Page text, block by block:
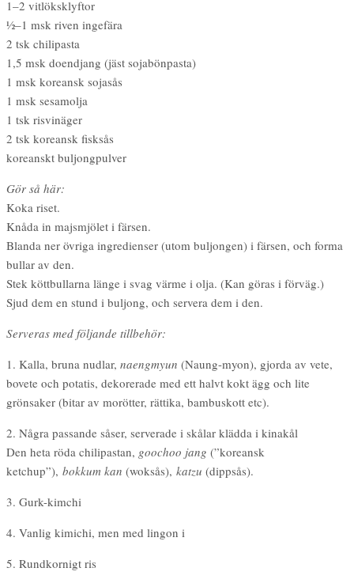
1–2 vitlöksklyftor
½–1 msk riven ingefära
2 tsk chilipasta
1,5 msk doendjang (jäst sojabönpasta)
1 msk koreansk sojasås
1 msk sesamolja
1 tsk risvinäger
2 tsk koreansk fisksås
koreanskt buljongpulver
Gör så här:
Koka riset.
Knåda in majsmjölet i färsen.
Blanda ner övriga ingredienser (utom buljongen) i färsen, och forma
bullar av den.
Stek köttbullarna länge i svag värme i olja. (Kan göras i förväg.)
Sjud dem en stund i buljong, och servera dem i den.
Serveras med följande tillbehör:
1. Kalla, bruna nudlar, naengmyun (Naung-myon), gjorda av vete,
bovete och potatis, dekorerade med ett halvt kokt ägg och lite
grönsaker (bitar av morötter, rättika, bambuskott etc).
2. Några passande såser, serverade i skålar klädda i kinakål
Den heta röda chilipastan, goochoo jang (”koreansk
ketchup”), bokkum kan (woksås), katzu (dippsås).
3. Gurk-kimchi
4. Vanlig kimichi, men med lingon i
5. Rundkornigt ris